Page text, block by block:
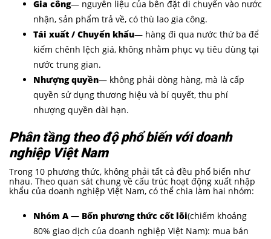
Gia công— nguyên liệu của bên đặt di chuyển vào nước
nhận, sản phẩm trả về, có thù lao gia công.
Tái xuất / Chuyển khẩu— hàng đi qua nước thứ ba để
kiếm chênh lệch giá, không nhằm phục vụ tiêu dùng tại
nước trung gian.
Nhượng quyền— không phải dòng hàng, mà là cấp
quyền sử dụng thương hiệu và bí quyết, thu phí
nhượng quyền dài hạn.
Phân tầng theo độ phổ biến với doanh
nghiệp Việt Nam
Trong 10 phương thức, không phải tất cả đều phổ biến như
nhau. Theo quan sát chung về cấu trúc hoạt động xuất nhập
khẩu của doanh nghiệp Việt Nam, có thể chia làm hai nhóm:
Nhóm A — Bốn phương thức cốt lõi(chiếm khoảng
80% giao dịch của doanh nghiệp Việt Nam): mua bán